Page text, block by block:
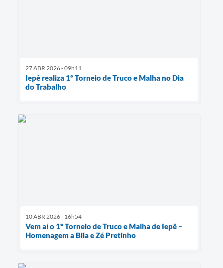
27 ABR 2026 - 09h11
Iepê realiza 1º Torneio de Truco e Malha no Dia
do Trabalho
10 ABR 2026 - 16h54
Vem aí o 1º Torneio de Truco e Malha de Iepê –
Homenagem a Bila e Zé Pretinho